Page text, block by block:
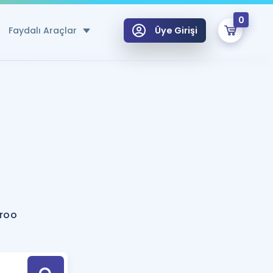
Faydalı Araçlar
Hesaplama Aracı
için Öneriler
Tek Takvimde
Üye Girişi
0
Hoca ile seni sınava hazırlayacak onlarca eğitim seni bekliyor!